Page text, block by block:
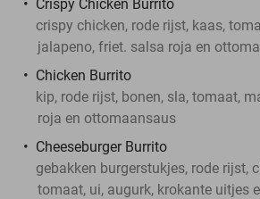
Crispy Chicken Burrito
crispy chicken, rode rijst, kaas,
jalapeno, friet. salsa roja en
Chicken Burrito
kip, rode rijst, bonen, sla, tomaat,
roja en ottomaansaus
Cheeseburger Burrito
gebakken burgerstukjes, rode rijst,
tomaat, ui, augurk, krokante uitjes